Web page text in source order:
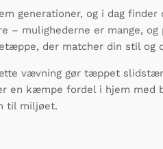
generationer, og i dag
– mulighederne er mange,
der matcher din stil og
vævning gør tæppet
en kæmpe fordel i hjem
til miljøet.